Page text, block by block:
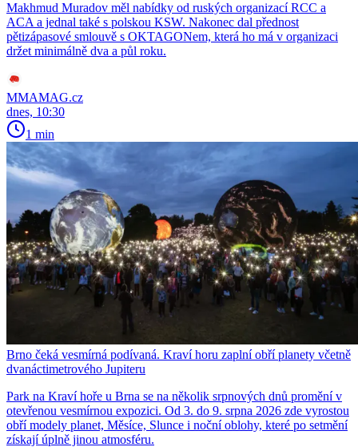
Makhmud Muradov měl nabídky od ruských organizací RCC a
ACA a jednal také s polskou KSW. Nakonec dal přednost
pětizápasové smlouvě s OKTAGONem, která ho má v organizaci
držet minimálně dva a půl roku.
MMAMAG.cz
dnes, 10:30
1 min
Brno čeká vesmírná podívaná. Kraví horu zaplní obří planety včetně
dvanáctimetrového Jupiteru
Park na Kraví hoře u Brna se na několik srpnových dnů promění v
otevřenou vesmírnou expozici. Od 3. do 9. srpna 2026 zde vyrostou
obří modely planet, Měsíce, Slunce i noční oblohy, které po setmění
získají úplně jinou atmosféru.